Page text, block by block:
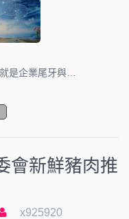
是企業尾牙與…
會新鮮豬肉推
x925920